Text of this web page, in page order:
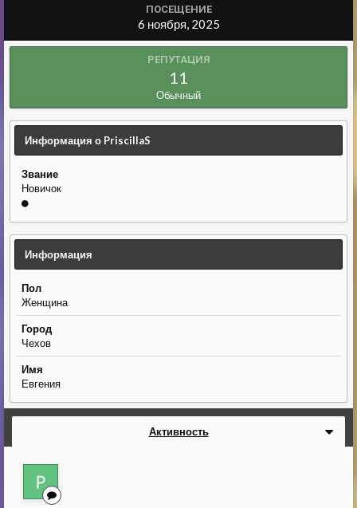
ПОСЕЩЕНИЕ
6 ноября, 2025
РЕПУТАЦИЯ
11
Обычный
Информация о PriscillaS
Звание
Новичок
Информация
Пол
Женщина
Город
Чехов
Имя
Евгения
Активность